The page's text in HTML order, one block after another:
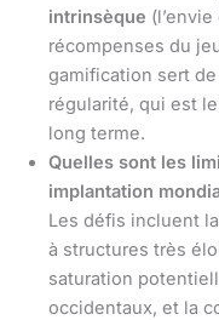
intrinsèque
récompenses du
gamification sert
régularité, qui est
long terme.
Quelles sont les
implantation
Les défis incluent
à structures très
saturation
occidentaux, et la